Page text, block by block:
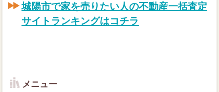
城陽市で家を売りたい人の不動産一括査定
サイトランキングはコチラ
メニュー